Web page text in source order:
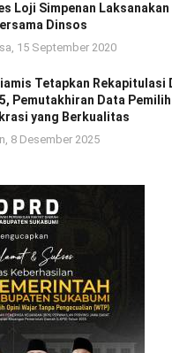
Loji Simpenan
Dinsos
15 September 2020
Tetapkan Rekapitulasi
Pemutakhiran Data
yang Berkualitas
8 Desember 2025